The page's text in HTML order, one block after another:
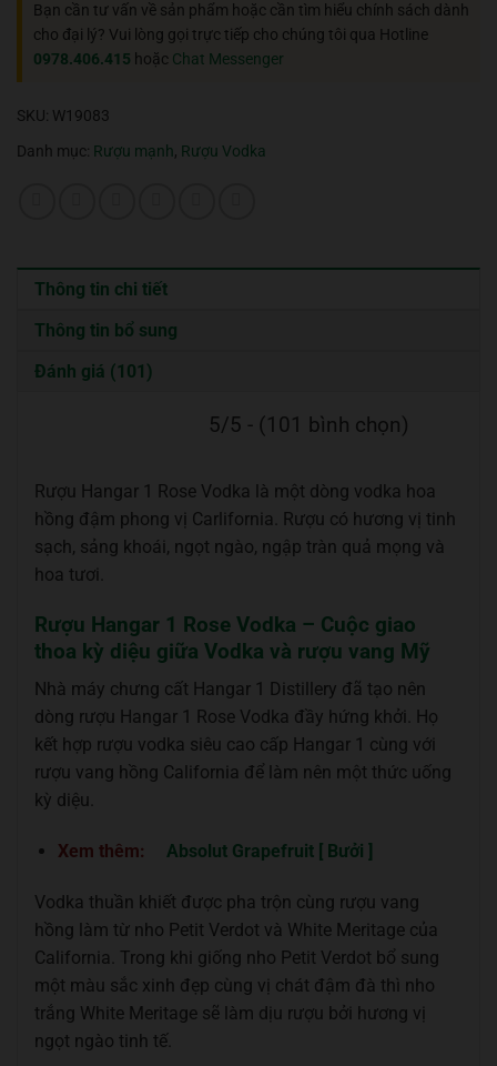
Bạn cần tư vấn về sản phẩm hoặc cần tìm hiểu chính sách dành
cho đại lý? Vui lòng gọi trực tiếp cho chúng tôi qua Hotline
0978.406.415 hoặc Chat Messenger
SKU: W19083
Danh mục: Rượu mạnh, Rượu Vodka
Thông tin chi tiết
Thông tin bổ sung
Đánh giá (101)
5/5 - (101 bình chọn)
Rượu Hangar 1 Rose Vodka là một dòng vodka hoa
hồng đậm phong vị Carlifornia. Rượu có hương vị tinh
sạch, sảng khoái, ngọt ngào, ngập tràn quả mọng và
hoa tươi.
Rượu Hangar 1 Rose Vodka – Cuộc giao
thoa kỳ diệu giữa Vodka và rượu vang Mỹ
Nhà máy chưng cất Hangar 1 Distillery đã tạo nên
dòng rượu Hangar 1 Rose Vodka đầy hứng khởi. Họ
kết hợp rượu vodka siêu cao cấp Hangar 1 cùng với
rượu vang hồng California để làm nên một thức uống
kỳ diệu.
Xem thêm: Absolut Grapefruit [ Bưởi ]
Vodka thuần khiết được pha trộn cùng rượu vang
hồng làm từ nho Petit Verdot và White Meritage của
California. Trong khi giống nho Petit Verdot bổ sung
một màu sắc xinh đẹp cùng vị chát đậm đà thì nho
trắng White Meritage sẽ làm dịu rượu bởi hương vị
ngọt ngào tinh tế.